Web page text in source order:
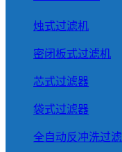
烛式过滤机
密闭板式过滤机
芯式过滤器
袋式过滤器
全自动反冲洗过